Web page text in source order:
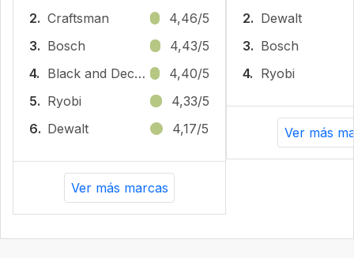
2. Craftsman
4,46/5
3. Bosch
4,43/5
4.
Black and Decker
4,40/5
5. Ryobi
4,33/5
6. Dewalt 4,17/5
Ver más marcas
2. Dewalt
3. Bosch
4. Ryobi
Ver más